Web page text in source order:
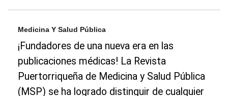
Medicina Y Salud Pública
¡Fundadores de una nueva era en las
publicaciones médicas! La Revista
Puertorriqueña de Medicina y Salud Pública
(MSP) se ha logrado distinguir de cualquier